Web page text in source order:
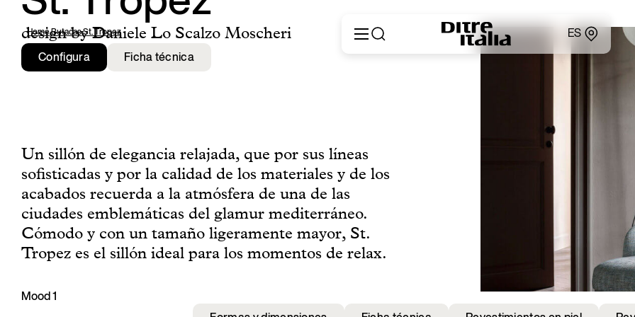
ES
Ditre for Professionals
Puntos de Venta
Área Reservada
Contactos
Русский
简体中文
Home,Butacas,St. Tropez
design by Daniele Lo Scalzo Moscheri
Configura Ficha técnica
Un sillón de elegancia relajada, que por sus líneas
sofisticadas y por la calidad de los materiales y de los
acabados recuerda a la atmósfera de una de las
ciudades emblemáticas del glamur mediterráneo.
Cómodo y con un tamaño ligeramente mayor, St.
Tropez es el sillón ideal para los momentos de relax.
Mood 1